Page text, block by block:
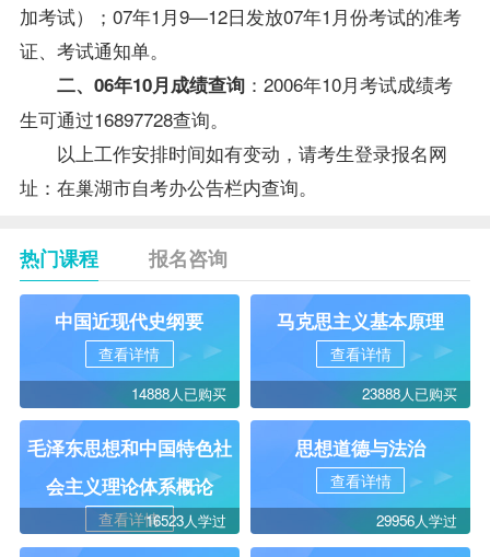
加考试）；07年1月9—12日发放07年1月份考试的准考
证、考试通知单。
二、06年10月成绩查询：2006年10月考试成绩考
生可通过16897728查询。
以上工作安排时间如有变动，请考生登录报名网
址： 在巢湖市自考办公告栏内查询。
热门课程 报名咨询
中国近现代史纲要
查看详情
14888人已购买
马克思主义基本原理
查看详情
23888人已购买
毛泽东思想和中国特色社
会主义理论体系概论
查看详情16523人学过
思想道德与法治
查看详情
29956人学过